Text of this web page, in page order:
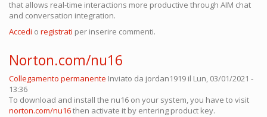
that allows real-time interactions more productive through AIM chat
and conversation integration.
Accedi o registrati per inserire commenti.
Norton.com/nu16
Collegamento permanente Inviato da jordan1919 il Lun, 03/01/2021 -
13:36
To download and install the nu16 on your system, you have to visit
norton.com/nu16then activate it by entering product key.